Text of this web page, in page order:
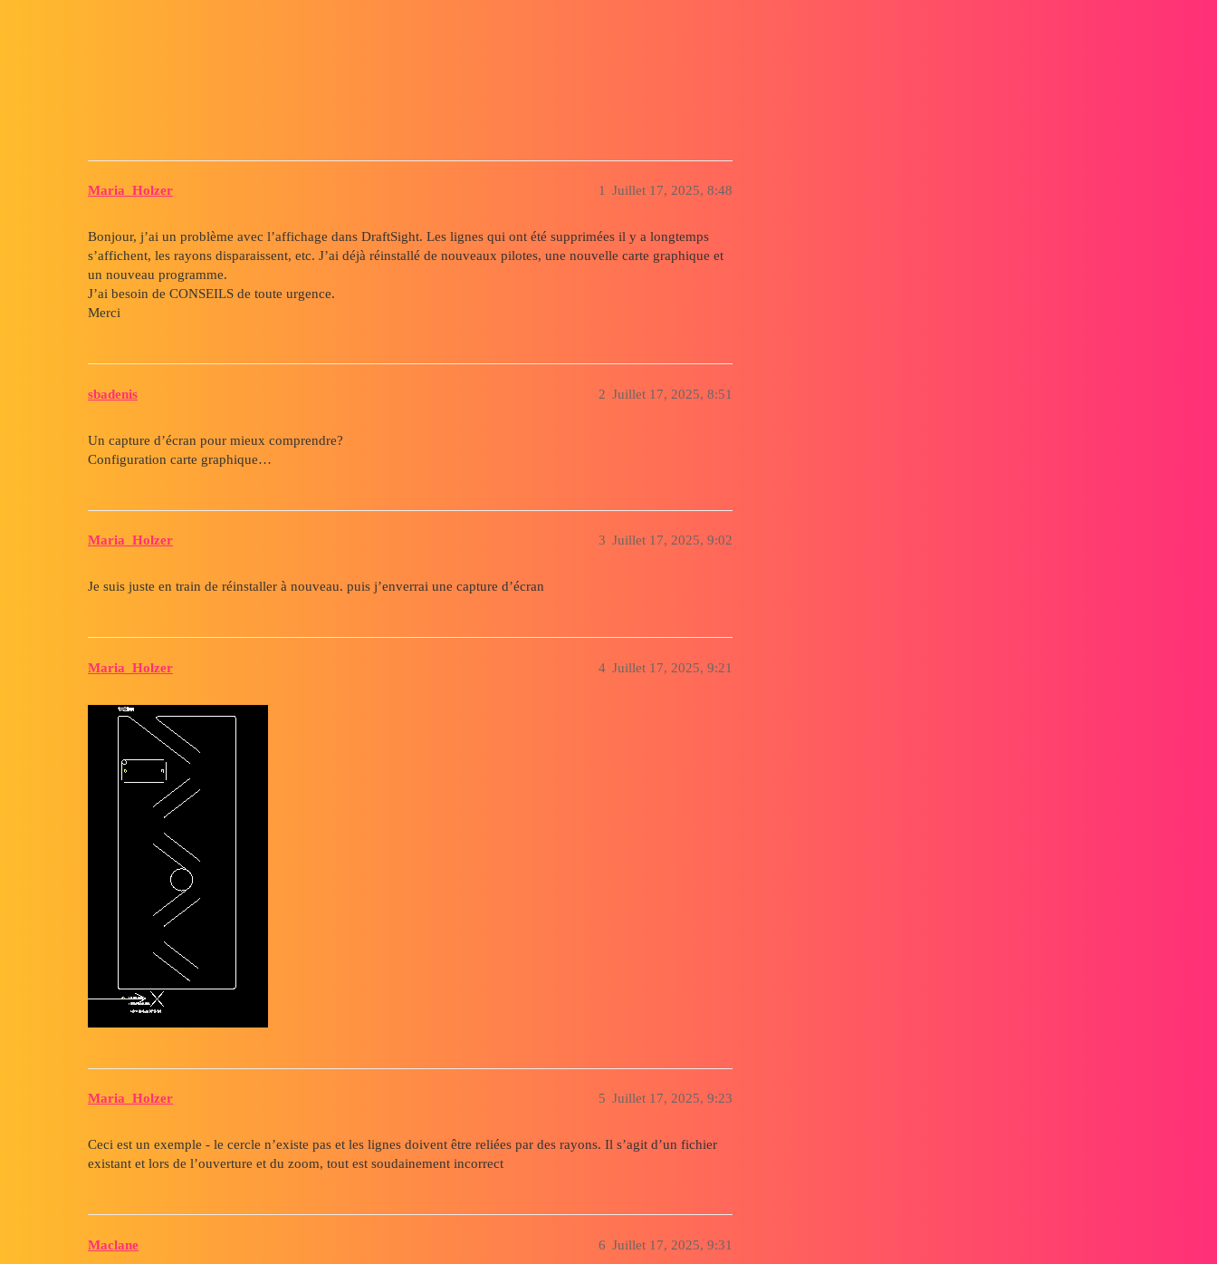
Maria_Holzer Juillet 17, 2025, 8:48
1
Bonjour, j’ai un problème avec l’affichage dans DraftSight. Les lignes qui ont été supprimées il y a longtemps
s’affichent, les rayons disparaissent, etc. J’ai déjà réinstallé de nouveaux pilotes, une nouvelle carte graphique et
un nouveau programme.
J’ai besoin de CONSEILS de toute urgence.
Merci
sbadenis Juillet 17, 2025, 8:51
2
Un capture d’écran pour mieux comprendre?
Configuration carte graphique…
Maria_Holzer Juillet 17, 2025, 9:02
3
Je suis juste en train de réinstaller à nouveau. puis j’enverrai une capture d’écran
Maria_Holzer Juillet 17, 2025, 9:21
4
Maria_Holzer Juillet 17, 2025, 9:23
5
Ceci est un exemple - le cercle n’existe pas et les lignes doivent être reliées par des rayons. Il s’agit d’un fichier
existant et lors de l’ouverture et du zoom, tout est soudainement incorrect
Maclane Juillet 17, 2025, 9:31
6